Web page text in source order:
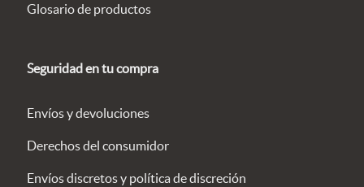
Glosario de productos
Seguridad en tu compra
Envíos y devoluciones
Derechos del consumidor
Envíos discretos y política de discreción